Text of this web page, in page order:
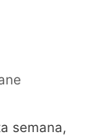
semana,